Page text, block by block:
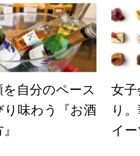
自分のペース
り味わう『お酒
女
り
イ